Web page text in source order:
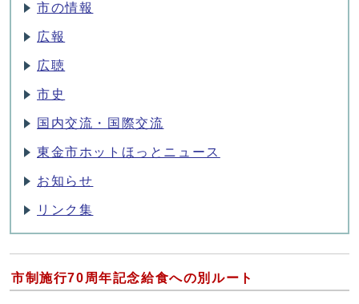
市の情報
広報
広聴
市史
国内交流・国際交流
東金市ホットほっとニュース
お知らせ
リンク集
市制施行70周年記念給食への別ルート